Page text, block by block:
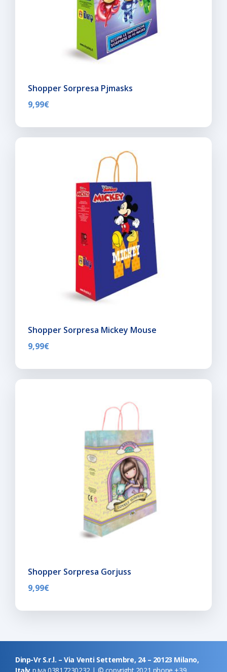
Shopper Sorpresa Pjmasks
9,99€
Shopper Sorpresa Mickey Mouse
9,99€
Shopper Sorpresa Gorjuss
9,99€
Dinp-Vr S.r.l. – Via Venti Settembre, 24 – 20123 Milano,